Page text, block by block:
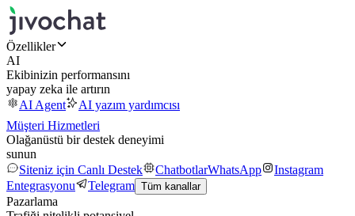
Özellikler
AI
Ekibinizin performansını
yapay zeka ile artırın
AI Agent
AI yazım yardımcısı
Müşteri Hizmetleri
Olağanüstü bir destek deneyimi
sunun
Siteniz için Canlı Destek
ChatbotlarWhatsApp
Instagram
Entegrasyonu
Telegram Tüm kanallar
Pazarlama